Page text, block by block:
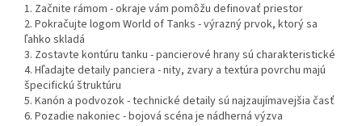
1. Začnite rámom - okraje vám pomôžu definovať priestor
2. Pokračujte logom World of Tanks - výrazný prvok, ktorý sa
ľahko skladá
3. Zostavte kontúru tanku - pancierové hrany sú charakteristické
4. Hľadajte detaily panciera - nity, zvary a textúra povrchu majú
špecifickú štruktúru
5. Kanón a podvozok - technické detaily sú najzaujímavejšia časť
6. Pozadie nakoniec - bojová scéna je nádherná výzva